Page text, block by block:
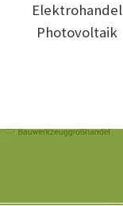
Elektrohandel
Photovoltaik